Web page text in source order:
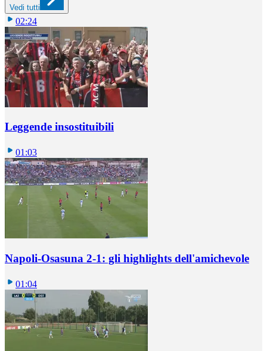
Vedi tutti
02:24
Leggende insostituibili
01:03
Napoli-Osasuna 2-1: gli highlights dell'amichevole
01:04